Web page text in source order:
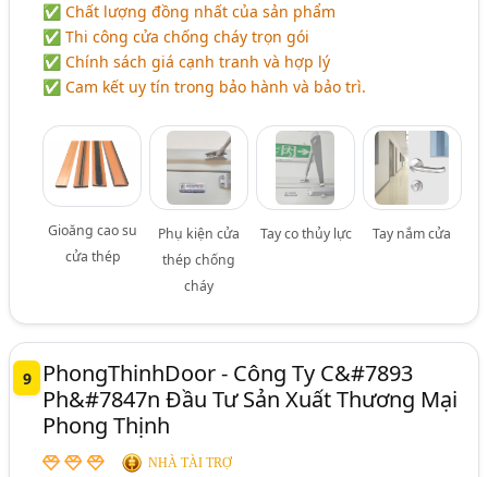
✅ Chất lượng đồng nhất của sản phẩm
✅ Thi công cửa chống cháy trọn gói
✅ Chính sách giá cạnh tranh và hợp lý
✅ Cam kết uy tín trong bảo hành và bảo trì.
Gioăng cao su
cửa thép
Phụ kiện cửa
thép chống
cháy
Tay co thủy lực Tay nắm cửa
9
PhongThinhDoor - Công Ty C&#7893
Ph&#7847n Đầu Tư Sản Xuất Thương Mại
Phong Thịnh
NHÀ TÀI TRỢ